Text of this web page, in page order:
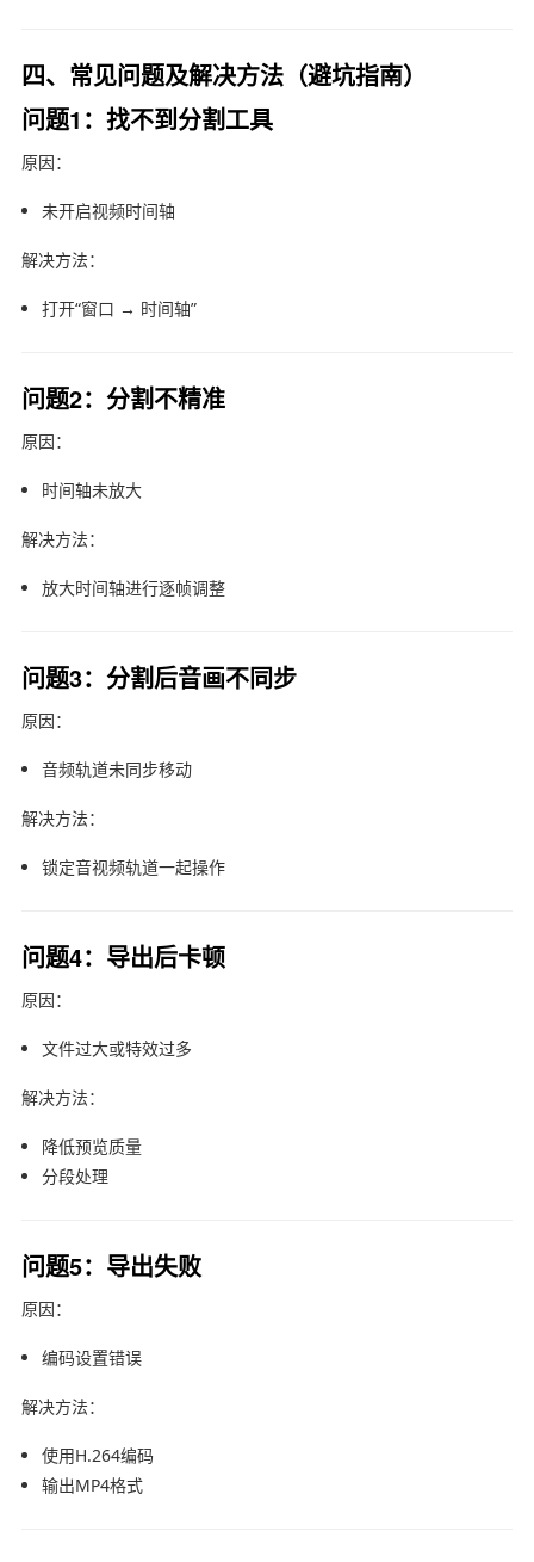
四、常见问题及解决方法（避坑指南）
问题1：找不到分割工具
原因：
未开启视频时间轴
解决方法：
打开“窗口 → 时间轴”
问题2：分割不精准
原因：
时间轴未放大
解决方法：
放大时间轴进行逐帧调整
问题3：分割后音画不同步
原因：
音频轨道未同步移动
解决方法：
锁定音视频轨道一起操作
问题4：导出后卡顿
原因：
文件过大或特效过多
解决方法：
降低预览质量
分段处理
问题5：导出失败
原因：
编码设置错误
解决方法：
使用H.264编码
输出MP4格式